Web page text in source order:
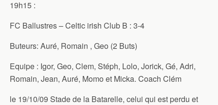
19h15 :
FC Ballustres – Celtic irish Club B : 3-4
Buteurs: Auré, Romain , Geo (2 Buts)
Equipe : Igor, Geo, Clem, Stéph, Lolo, Jorick, Gé, Adri,
Romain, Jean, Auré, Momo et Micka. Coach Clém
le 19/10/09 Stade de la Batarelle, celui qui est perdu et